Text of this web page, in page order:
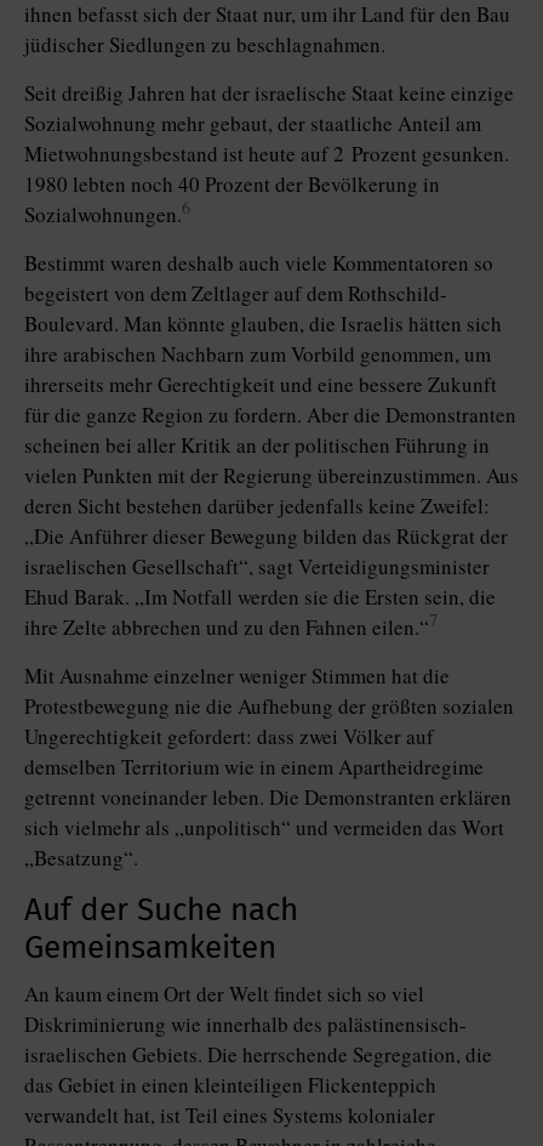
ihnen befasst sich der Staat nur, um ihr Land für den Bau
jüdischer Siedlungen zu beschlagnahmen.
Seit dreißig Jahren hat der israelische Staat keine einzige
Sozialwohnung mehr gebaut, der staatliche Anteil am
Mietwohnungsbestand ist heute auf 2 Prozent gesunken.
1980 lebten noch 40 Prozent der Bevölkerung in
Sozialwohnungen.6
Bestimmt waren deshalb auch viele Kommentatoren so
begeistert von dem Zeltlager auf dem Rothschild-
Boulevard. Man könnte glauben, die Israelis hätten sich
ihre arabischen Nachbarn zum Vorbild genommen, um
ihrerseits mehr Gerechtigkeit und eine bessere Zukunft
für die ganze Region zu fordern. Aber die Demonstranten
scheinen bei aller Kritik an der politischen Führung in
vielen Punkten mit der Regierung übereinzustimmen. Aus
deren Sicht bestehen darüber jedenfalls keine Zweifel:
„Die Anführer dieser Bewegung bilden das Rückgrat der
israelischen Gesellschaft“, sagt Verteidigungsminister
Ehud Barak. „Im Notfall werden sie die Ersten sein, die
ihre Zelte abbrechen und zu den Fahnen eilen.“7
Mit Ausnahme einzelner weniger Stimmen hat die
Protestbewegung nie die Aufhebung der größten sozialen
Ungerechtigkeit gefordert: dass zwei Völker auf
demselben Territorium wie in einem Apartheidregime
getrennt voneinander leben. Die Demonstranten erklären
sich vielmehr als „unpolitisch“ und vermeiden das Wort
„Besatzung“.
Auf der Suche nach
Gemeinsamkeiten
An kaum einem Ort der Welt findet sich so viel
Diskriminierung wie innerhalb des palästinensisch-
israelischen Gebiets. Die herrschende Segregation, die
das Gebiet in einen kleinteiligen Flickenteppich
verwandelt hat, ist Teil eines Systems kolonialer